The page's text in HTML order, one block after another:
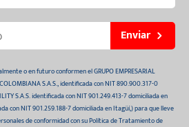
Enviar
o en futuro conformen el GRUPO EMPRESARIAL
S.A.S., identificada con NIT 890.900.317-0
S.A.S. identificada con NIT 901.249.413-7 domiciliada en
con NIT 901.259.188-7 domiciliada en Itagüí,) para que lleve
de conformidad con su Política de Tratamiento de